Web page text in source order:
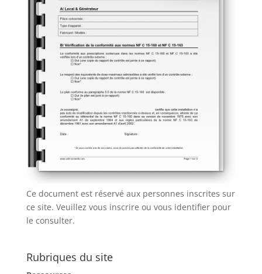
Ce document est réservé aux personnes inscrites sur
ce site. Veuillez vous inscrire ou vous identifier pour
le consulter.
Rubriques du site